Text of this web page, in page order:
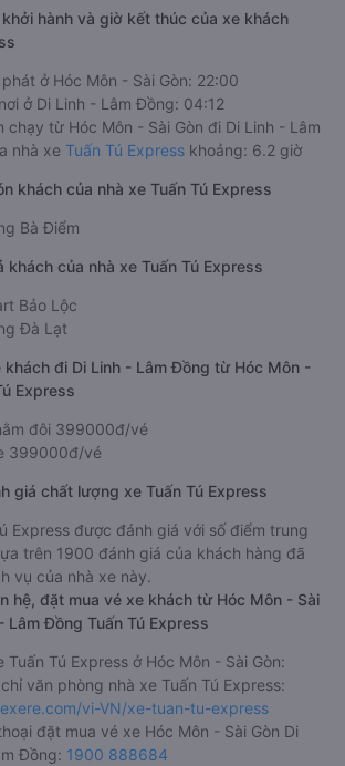
hành và giờ kết thúc của xe khách
ở Hóc Môn - Sài Gòn: 22:00
ở Di Linh - Lâm Đồng: 04:12
chạy từ Hóc Môn - Sài Gòn đi Di Linh - Lâm
nhà xe Tuấn Tú Express khoảng: 6.2 giờ
khách của nhà xe Tuấn Tú Express
Bà Điểm
khách của nhà xe Tuấn Tú Express
Bảo Lộc
Đà Lạt
khách đi Di Linh - Lâm Đồng từ Hóc Môn -
Express
đôi 399000đ/vé
399000đ/vé
giá chất lượng xe Tuấn Tú Express
Express được đánh giá với số điểm trung
trên 1900 đánh giá của khách hàng đã
vụ của nhà xe này.
hệ, đặt mua vé xe khách từ Hóc Môn - Sài
Lâm Đồng Tuấn Tú Express
Tuấn Tú Express ở Hóc Môn - Sài Gòn:
văn phòng nhà xe Tuấn Tú Express:
vi-VN/xe-tuan-tu-express
đặt mua vé xe Hóc Môn - Sài Gòn Di
Đồng: 1900 888684